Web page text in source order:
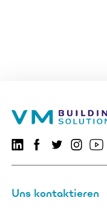
Folgen Sie uns
Uns kontaktieren